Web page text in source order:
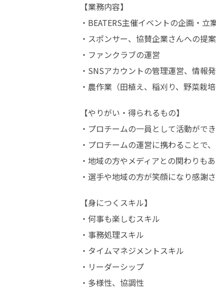
【業務内容】
・BEATERS主催イベントの企画・立
・スポンサー、協賛企業さんへの提
・ファンクラブの運営
・SNSアカウントの管理運営、情報
・農作業（田植え、稲刈り、野菜栽培
【やりがい・得られるもの】
・プロチームの一員として活動がで
・プロチームの運営に携わることで
・地域の方やメディアとの関わりも
・選手や地域の方が笑顔になり感謝さ
【身につくスキル】
・何事も楽しむスキル
・事務処理スキル
・タイムマネジメントスキル
・リーダーシップ
・多様性、協調性